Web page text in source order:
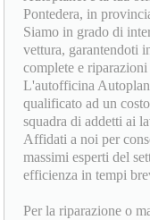
Pontedera, in
Siamo in grado di
vettura, garantendoti
complete e riparazioni
L'autofficina
qualificato ad un
squadra di addetti ai
Affidati a noi per
massimi esperti del
efficienza in tempi
Per la riparazione o